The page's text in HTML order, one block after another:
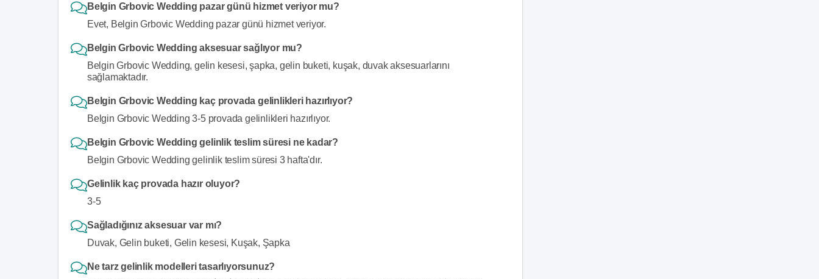
Belgin Grbovic Wedding pazar günü hizmet veriyor mu?
Evet, Belgin Grbovic Wedding pazar günü hizmet veriyor.
Belgin Grbovic Wedding aksesuar sağlıyor mu?
Belgin Grbovic Wedding, gelin kesesi, şapka, gelin buketi, kuşak, duvak aksesuarlarını
sağlamaktadır.
Belgin Grbovic Wedding kaç provada gelinlikleri hazırlıyor?
Belgin Grbovic Wedding 3-5 provada gelinlikleri hazırlıyor.
Belgin Grbovic Wedding gelinlik teslim süresi ne kadar?
Belgin Grbovic Wedding gelinlik teslim süresi 3 hafta'dır.
Gelinlik kaç provada hazır oluyor?
3-5
Sağladığınız aksesuar var mı?
Duvak, Gelin buketi, Gelin kesesi, Kuşak, Şapka
Ne tarz gelinlik modelleri tasarlıyorsunuz?